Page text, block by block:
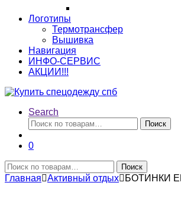
Логотипы
Термотрансфер
Вышивка
Навигация
ИНФО-СЕРВИС
АКЦИИ!!!
Search
Искать:
Поиск
0
Искать:
Поиск
Главная Активный отдых БОТИНКИ